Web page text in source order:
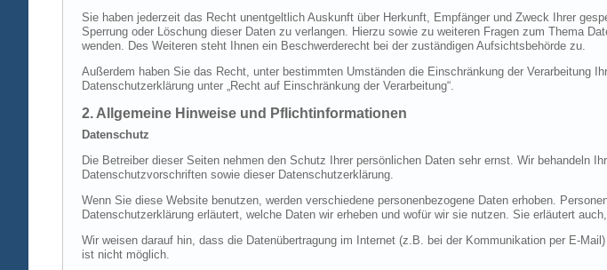
Sie haben jederzeit das Recht unentgeltlich Auskunft über Herkunft, Empfänger und Zweck Ihrer
Sperrung oder Löschung dieser Daten zu verlangen. Hierzu sowie zu weiteren Fragen zum Thema
wenden. Des Weiteren steht Ihnen ein Beschwerderecht bei der zuständigen Aufsichtsbehörde zu.
Außerdem haben Sie das Recht, unter bestimmten Umständen die Einschränkung der Verarbeitung
Datenschutzerklärung unter „Recht auf Einschränkung der Verarbeitung“.
2. Allgemeine Hinweise und Pflichtinformationen
Datenschutz
Die Betreiber dieser Seiten nehmen den Schutz Ihrer persönlichen Daten sehr ernst. Wir behandeln
Datenschutzvorschriften sowie dieser Datenschutzerklärung.
Wenn Sie diese Website benutzen, werden verschiedene personenbezogene Daten erhoben.
Datenschutzerklärung erläutert, welche Daten wir erheben und wofür wir sie nutzen. Sie erläutert
Wir weisen darauf hin, dass die Datenübertragung im Internet (z.B. bei der Kommunikation per E-
ist nicht möglich.